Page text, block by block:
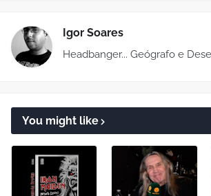
Igor Soares
Headbanger... Geógrafo e
You might like